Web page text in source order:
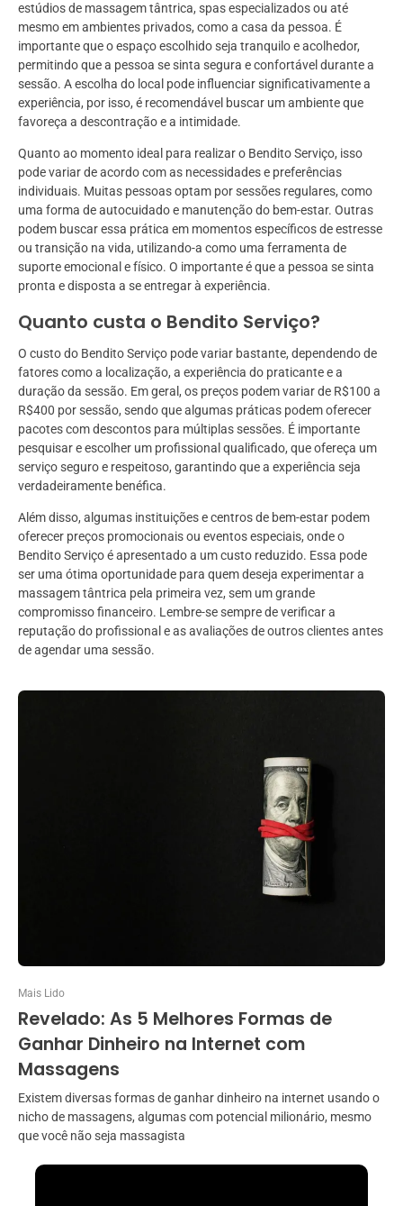
estúdios de massagem tântrica, spas especializados ou até
mesmo em ambientes privados, como a casa da pessoa. É
importante que o espaço escolhido seja tranquilo e acolhedor,
permitindo que a pessoa se sinta segura e confortável durante a
sessão. A escolha do local pode influenciar significativamente a
experiência, por isso, é recomendável buscar um ambiente que
favoreça a descontração e a intimidade.
Quanto ao momento ideal para realizar o Bendito Serviço, isso
pode variar de acordo com as necessidades e preferências
individuais. Muitas pessoas optam por sessões regulares, como
uma forma de autocuidado e manutenção do bem-estar. Outras
podem buscar essa prática em momentos específicos de estresse
ou transição na vida, utilizando-a como uma ferramenta de
suporte emocional e físico. O importante é que a pessoa se sinta
pronta e disposta a se entregar à experiência.
Quanto custa o Bendito Serviço?
O custo do Bendito Serviço pode variar bastante, dependendo de
fatores como a localização, a experiência do praticante e a
duração da sessão. Em geral, os preços podem variar de R$100 a
R$400 por sessão, sendo que algumas práticas podem oferecer
pacotes com descontos para múltiplas sessões. É importante
pesquisar e escolher um profissional qualificado, que ofereça um
serviço seguro e respeitoso, garantindo que a experiência seja
verdadeiramente benéfica.
Além disso, algumas instituições e centros de bem-estar podem
oferecer preços promocionais ou eventos especiais, onde o
Bendito Serviço é apresentado a um custo reduzido. Essa pode
ser uma ótima oportunidade para quem deseja experimentar a
massagem tântrica pela primeira vez, sem um grande
compromisso financeiro. Lembre-se sempre de verificar a
reputação do profissional e as avaliações de outros clientes antes
de agendar uma sessão.
Mais Lido
Revelado: As 5 Melhores Formas de
Ganhar Dinheiro na Internet com
Massagens
Existem diversas formas de ganhar dinheiro na internet usando o
nicho de massagens, algumas com potencial milionário, mesmo
que você não seja massagista